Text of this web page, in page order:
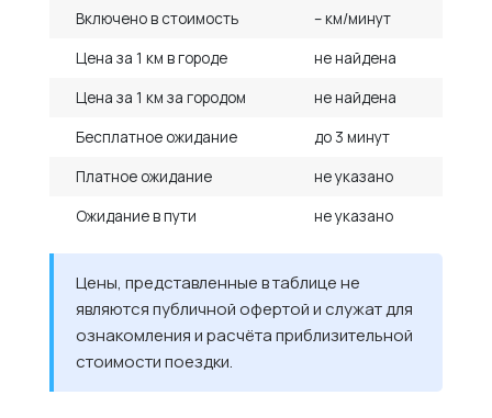
Включено в стоимость
– км/минут
Цена за 1 км в городе
не найдена
Цена за 1 км за городом
не найдена
Бесплатное ожидание
до 3 минут
Платное ожидание
не указано
Ожидание в пути
не указано
Цены, представленные в таблице не
являются публичной офертой и служат для
ознакомления и расчёта приблизительной
стоимости поездки.